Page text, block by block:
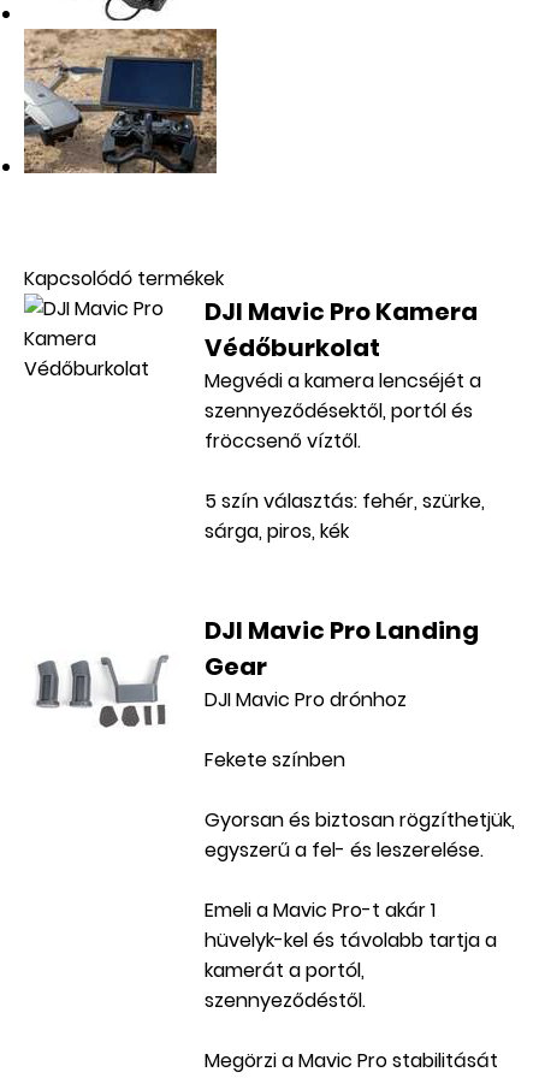
Kapcsolódó termékek
DJI Mavic Pro Kamera
Védőburkolat
Megvédi a kamera lencséjét a
szennyeződésektől, portól és
fröccsenő víztől.
5 szín választás: fehér, szürke,
sárga, piros, kék
DJI Mavic Pro Landing
Gear
DJI Mavic Pro drónhoz
Fekete színben
Gyorsan és biztosan rögzíthetjük,
egyszerű a fel- és leszerelése.
Emeli a Mavic Pro-t akár 1
hüvelyk-kel és távolabb tartja a
kamerát a portól,
szennyeződéstől.
Megörzi a Mavic Pro stabilitását